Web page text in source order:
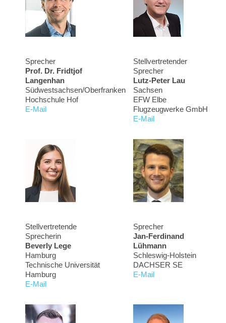
Sprecher
Prof. Dr. Fridtjof
Langenhan
Südwestsachsen/Oberfranken
Hochschule Hof
E-Mail
Stellvertretender
Sprecher
Lutz-Peter Lau
Sachsen
EFW Elbe
Flugzeugwerke GmbH
E-Mail
Stellvertretende
Sprecherin
Beverly Lege
Hamburg
Technische Universität
Hamburg
E-Mail
Sprecher
Jan-Ferdinand
Lühmann
Schleswig-Holstein
DACHSER SE
E-Mail